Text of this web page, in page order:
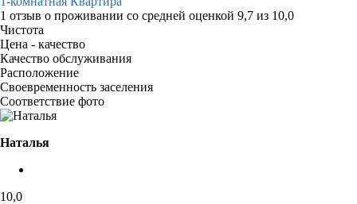
1 отзыв о проживании со средней оценкой 9,7 из 10,0
Чистота
Цена - качество
Качество обслуживания
Расположение
Своевременность заселения
Соответствие фото
Наталья
10,0